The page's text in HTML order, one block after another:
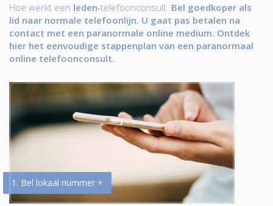
Hoe werkt een leden-telefoonconsult. Bel goedkoper als
lid naar normale telefoonlijn. U gaat pas betalen na
contact met een paranormale online medium. Ontdek
hier het eenvoudige stappenplan van een paranormaal
online telefoonconsult.
1. Bel lokaal nummer +